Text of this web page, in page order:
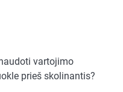
vartojimo
prieš skolinantis?